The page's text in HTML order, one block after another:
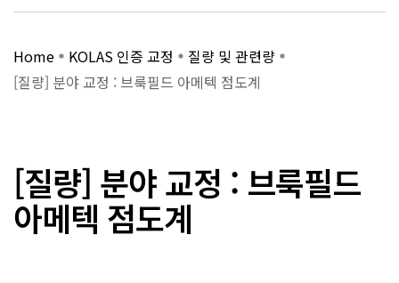
Home KOLAS 인증 교정
질량 및 관련량
[질량] 분야 교정 : 브룩필드 아메텍 점도계
[질량] 분야 교정 : 브룩필드
아메텍 점도계